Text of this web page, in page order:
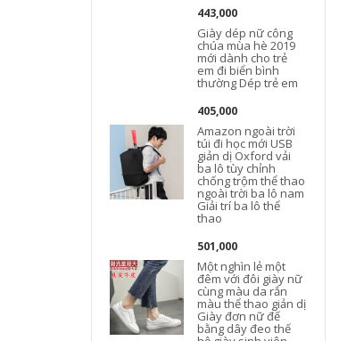
443,000
Giày dép nữ công
chúa mùa hè 2019
mới dành cho trẻ
em đi biển bình
thường Dép trẻ em
405,000
Amazon ngoài trời
túi đi học mới USB
giản dị Oxford vải
ba lô tùy chỉnh
chống trộm thể thao
ngoài trời ba lô nam
Giải trí ba lô thể
thao
501,000
Một nghìn lẻ một
đêm với đôi giày nữ
cùng màu da rắn
màu thể thao giản dị
Giày đơn nữ đế
bằng dây đeo thế